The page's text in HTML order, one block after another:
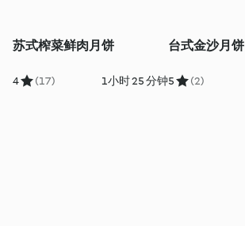
苏式榨菜鲜肉月饼
4 (17) 1小时 25 分钟
台式金沙月饼
5 (2)